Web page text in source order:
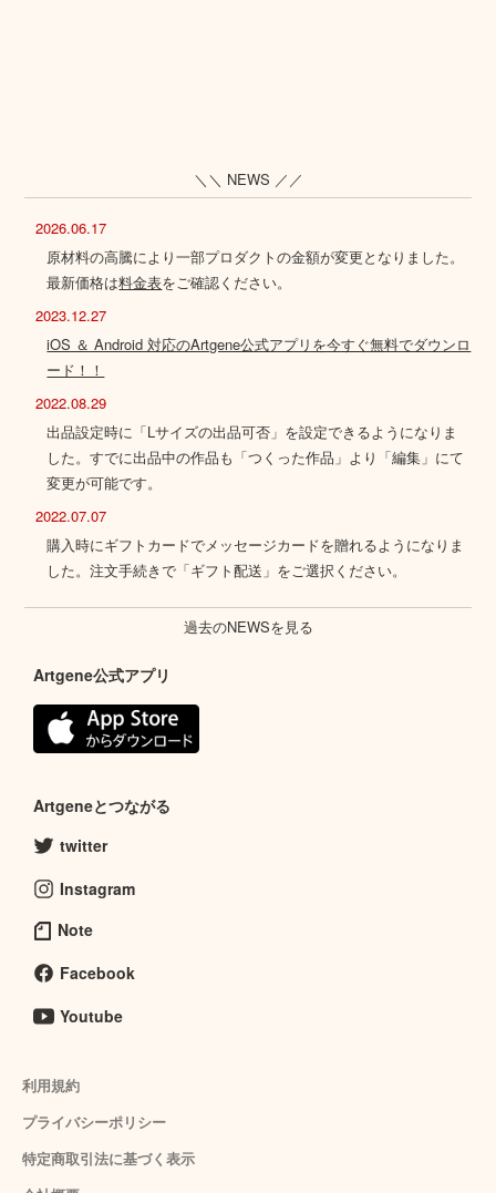
＼＼ NEWS ／／
2026.06.17
原材料の高騰により一部プロダクトの金額が変更となりました。
最新価格は料金表をご確認ください。
2023.12.27
iOS ＆ Android 対応のArtgene公式アプリを今すぐ無料でダウンロ
ード！！
2022.08.29
出品設定時に「Lサイズの出品可否」を設定できるようになりま
した。すでに出品中の作品も「つくった作品」より「編集」にて
変更が可能です。
2022.07.07
購入時にギフトカードでメッセージカードを贈れるようになりま
した。注文手続きで「ギフト配送」をご選択ください。
過去のNEWSを見る
Artgene公式アプリ
Artgeneとつながる
twitter
Instagram
Note
Facebook
Youtube
利用規約
プライバシーポリシー
特定商取引法に基づく表示